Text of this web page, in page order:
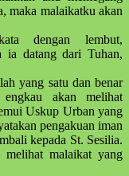
maka malaikatku akan
dengan lembut,
ia datang dari Tuhan,
yang satu dan benar
akan melihat
Uskup Urban yang
pengakuan iman
kepada St. Sesilia.
malaikat yang